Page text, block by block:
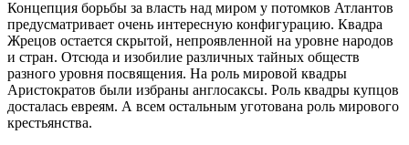
Концепция борьбы за власть над миром у потомков Атлантов
предусматривает очень интересную конфигурацию. Квадра
Жрецов остается скрытой, непроявленной на уровне народов
и стран. Отсюда и изобилие различных тайных обществ
разного уровня посвящения. На роль мировой квадры
Аристократов были избраны англосаксы. Роль квадры купцов
досталась евреям. А всем остальным уготована роль мирового
крестьянства.